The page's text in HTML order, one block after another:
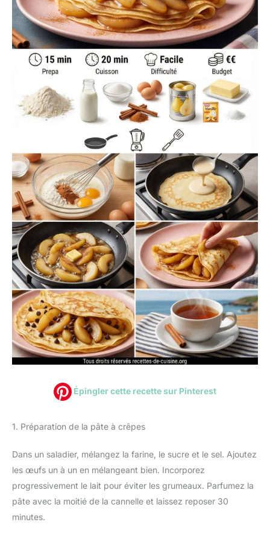
Épingler cette recette sur Pinterest
1. Préparation de la pâte à crêpes
Dans un saladier, mélangez la farine, le sucre et le sel. Ajoutez
les œufs un à un en mélangeant bien. Incorporez
progressivement le lait pour éviter les grumeaux. Parfumez la
pâte avec la moitié de la cannelle et laissez reposer 30
minutes.